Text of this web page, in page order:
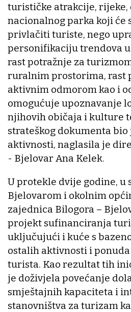
turističke atrakcije, rijeke,
nacionalnog parka koji će
privlačiti turiste, nego
personifikaciju trendova
rast potražnje za
ruralnim prostorima, rast
aktivnim odmorom kao i
omogućuje upoznavanje
njihovih običaja i kulture
strateškog dokumenta
aktivnosti, naglasila je
- Bjelovar Ana Kelek.
U protekle dvije godine, u
Bjelovarom i okolnim
zajednica Bilogora –
projekt sufinanciranja
uključujući i kuće s
ostalih aktivnosti i
turista. Kao rezultat tih
je doživjela povećanje
smještajnih kapaciteta i
stanovništva za turizam